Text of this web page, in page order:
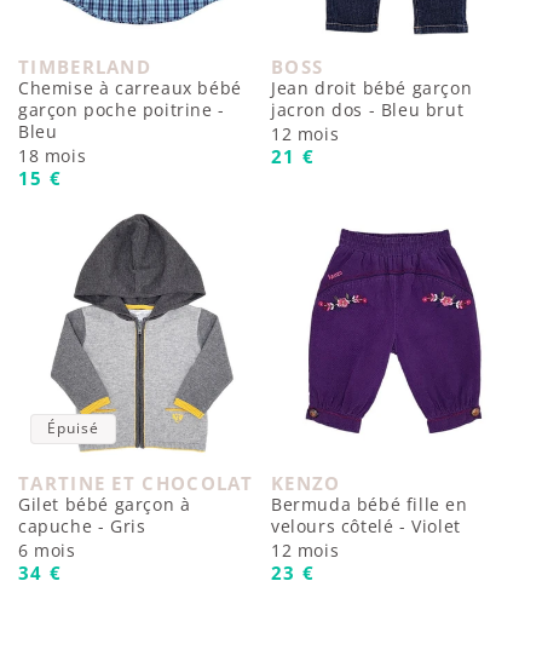
Fournisseur :
TIMBERLAND
Chemise à carreaux bébé
garçon poche poitrine -
Bleu
18 mois
Prix habituel
15 €
Fournisseur :
BOSS
Jean droit bébé garçon
jacron dos - Bleu brut
12 mois
Prix habituel
21 €
Épuisé
Fournisseur :
TARTINE ET CHOCOLAT
Gilet bébé garçon à
capuche - Gris
6 mois
Prix habituel
34 €
Fournisseur :
KENZO
Bermuda bébé fille en
velours côtelé - Violet
12 mois
Prix habituel
23 €